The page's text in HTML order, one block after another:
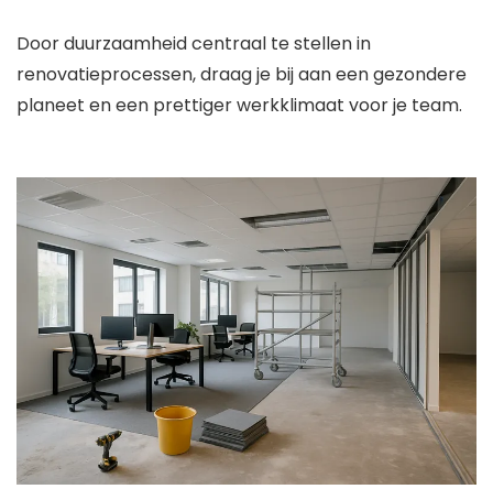
Door duurzaamheid centraal te stellen in
renovatieprocessen, draag je bij aan een gezondere
planeet en een prettiger werkklimaat voor je team.